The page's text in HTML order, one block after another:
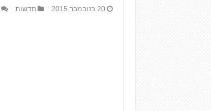
20 בנובמבר 2015 חדשות